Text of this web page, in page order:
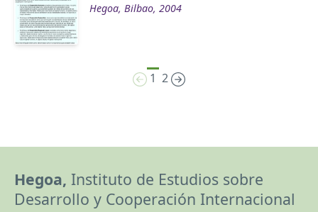
Hegoa, Bilbao, 2004
1 2
Hegoa, Instituto de Estudios sobre
Desarrollo y Cooperación Internacional